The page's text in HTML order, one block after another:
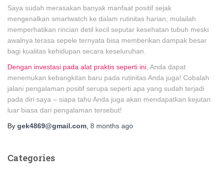
Saya sudah merasakan banyak manfaat positif sejak
mengenalkan smartwatch ke dalam rutinitas harian; mulailah
memperhatikan rincian detil kecil seputar kesehatan tubuh meski
awalnya terasa sepele ternyata bisa memberikan dampak besar
bagi kualitas kehidupan secara keseluruhan.
Dengan investasi pada alat praktis seperti ini , Anda dapat
menemukan kebangkitan baru pada rutinitas Anda juga! Cobalah
jalani pengalaman positif serupa seperti apa yang sudah terjadi
pada diri saya – siapa tahu Anda juga akan mendapatkan kejutan
luar biasa dari pengalaman tersebut!
By gek4869@gmail.com 8 months ago
Categories